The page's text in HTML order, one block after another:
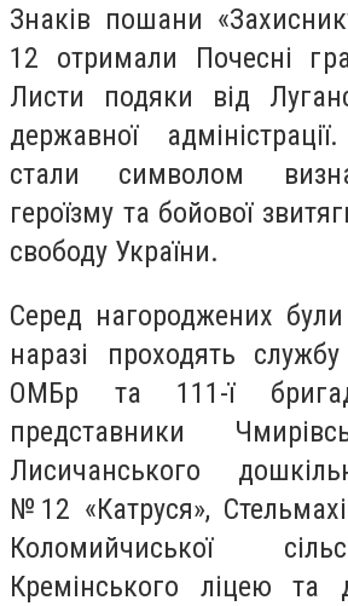
Знаків пошани
12 отримали Почесні
Листи подяки від
державної
стали символом
героїзму та бойової
свободу України.
Серед нагороджених були
наразі проходять
ОМБр та 111-ї
представники
Лисичанського
№12 «Катруся»,
Коломийчиської
Кремінського ліцею та